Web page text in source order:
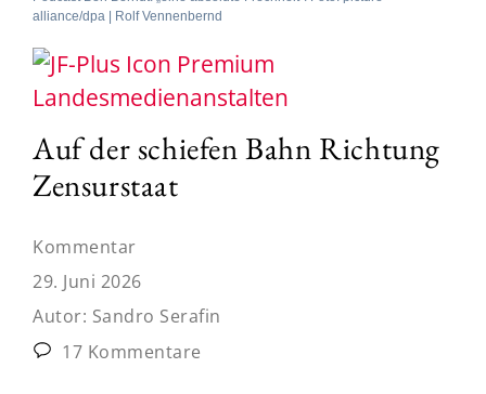
alliance/dpa | Rolf Vennenbernd
Landesmedienanstalten
Auf der schiefen Bahn Richtung
Zensurstaat
Kommentar
29. Juni 2026
Autor: Sandro Serafin
17 Kommentare